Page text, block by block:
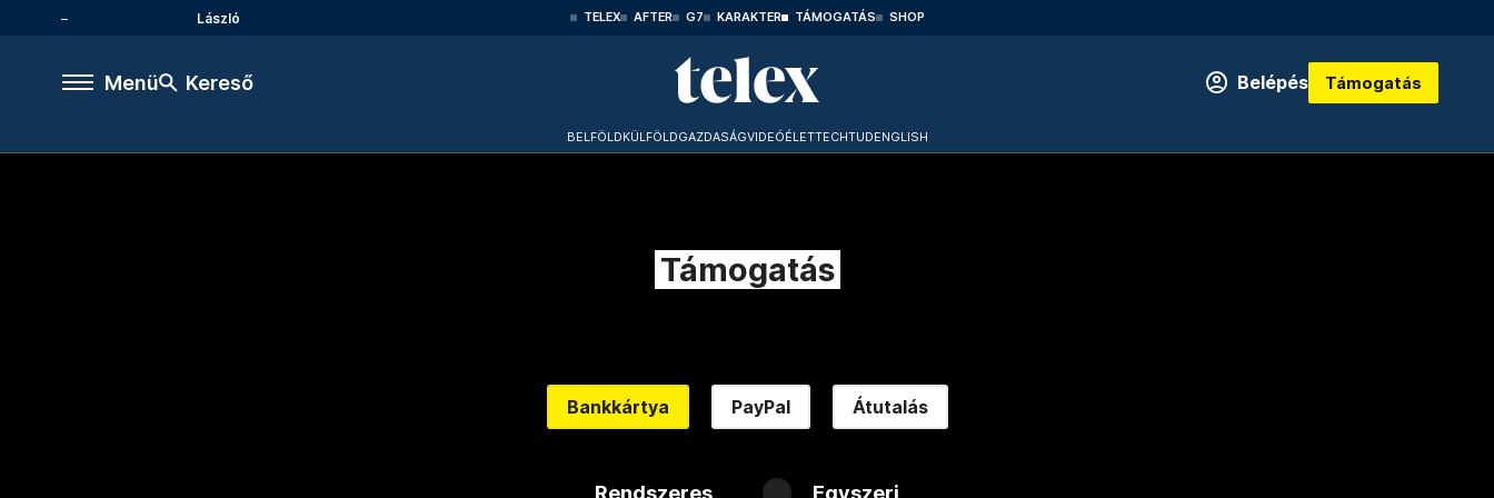
László TELEX AFTER G7 KARAKTER TÁMOGATÁS SHOP
Menü Kereső Belépés Támogatás
BELFÖLDKÜLFÖLDGAZDASÁGVIDEÓÉLETTECHTUDENGLISH
Támogatás
Bankkártya PayPal Átutalás
Rendszeres Egyszeri